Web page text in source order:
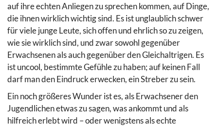
auf ihre echten Anliegen zu sprechen kommen, auf Dinge,
die ihnen wirklich wichtig sind. Es ist unglaublich schwer
für viele junge Leute, sich offen und ehrlich so zu zeigen,
wie sie wirklich sind, und zwar sowohl gegenüber
Erwachsenen als auch gegenüber den Gleichaltrigen. Es
ist uncool, bestimmte Gefühle zu haben; auf keinen Fall
darf man den Eindruck erwecken, ein Streber zu sein.
Ein noch größeres Wunder ist es, als Erwachsener den
Jugendlichen etwas zu sagen, was ankommt und als
hilfreich erlebt wird – oder wenigstens als echte